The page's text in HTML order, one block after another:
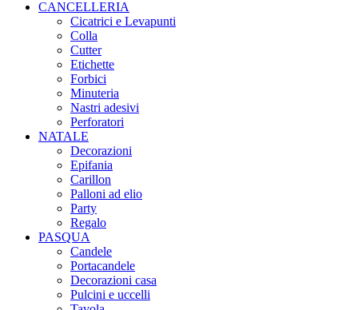
CANCELLERIA
Cicatrici e Levapunti
Colla
Cutter
Etichette
Forbici
Minuteria
Nastri adesivi
Perforatori
NATALE
Decorazioni
Epifania
Carillon
Palloni ad elio
Party
Regalo
PASQUA
Candele
Portacandele
Decorazioni casa
Pulcini e uccelli